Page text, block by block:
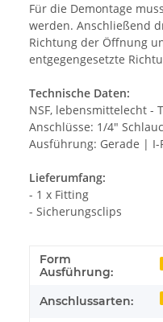
Für die Demontage
werden. Anschließend
Richtung der Öffnung
entgegengesetzte
Technische Daten:
NSF, lebensmittelecht -
Anschlüsse: 1/4"
Ausführung: Gerade | I-
Lieferumfang:
- 1 x Fitting
- Sicherungsclips
Form
Ausführung:
Anschlussarten: